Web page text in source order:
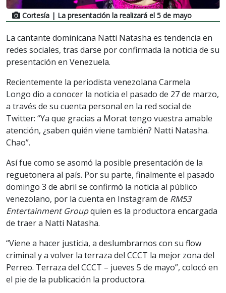
Cortesía | La presentación la realizará el 5 de mayo
La cantante dominicana Natti Natasha es tendencia en
redes sociales, tras darse por confirmada la noticia de su
presentación en Venezuela.
Recientemente la periodista venezolana Carmela
Longo dio a conocer la noticia el pasado de 27 de marzo,
a través de su cuenta personal en la red social de
Twitter: “Ya que gracias a Morat tengo vuestra amable
atención, ¿saben quién viene también? Natti Natasha.
Chao”.
Así fue como se asomó la posible presentación de la
reguetonera al país. Por su parte, finalmente el pasado
domingo 3 de abril se confirmó la noticia al público
venezolano, por la cuenta en Instagram de RM53
Entertainment Groupquien es la productora encargada
de traer a Natti Natasha.
“Viene a hacer justicia, a deslumbrarnos con su flow
criminal y a volver la terraza del CCCT la mejor zona del
Perreo. Terraza del CCCT – jueves 5 de mayo”, colocó en
el pie de la publicación la productora.